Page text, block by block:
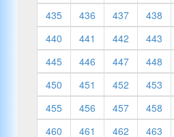
435 436 437 438
440
441 442 443
445
446 447 448
450
451 452 453
455
456 457 458
460
461 462 463